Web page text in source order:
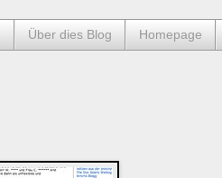
Über dies Blog Homepage